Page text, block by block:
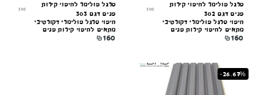
סרגל פולימר לחיפוי קירות
פנים דגם 302
302
חיפוי סרגל פולימרי דקורטיבי
מתאים לחיפוי קירות פנים
₪160
סרגל פולימר לחיפוי קירות
פנים דגם 303
303
חיפוי סרגל פולימרי דקורטיבי
מתאים לחיפוי קירות פנים
₪160
-26.67%
קונקורד — יועץ חיפויים
מקוון עכשיו